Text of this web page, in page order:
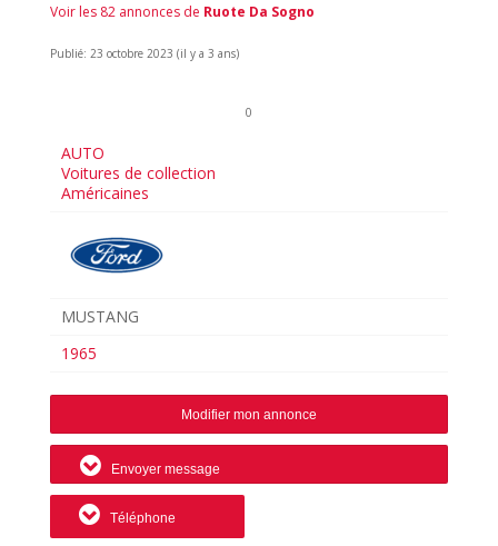
Voir les 82 annonces de Ruote Da Sogno
Publié: 23 octobre 2023 (il y a 3 ans)
0
AUTO
Voitures de collection
Américaines
MUSTANG
1965
Modifier mon annonce
Envoyer message
Téléphone